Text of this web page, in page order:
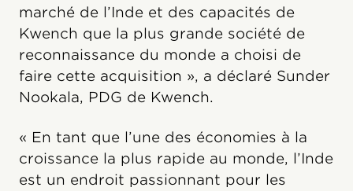
marché de l’Inde et des capacités de
Kwench que la plus grande société de
reconnaissance du monde a choisi de
faire cette acquisition », a déclaré Sunder
Nookala, PDG de Kwench.
« En tant que l’une des économies à la
croissance la plus rapide au monde, l’Inde
est un endroit passionnant pour les